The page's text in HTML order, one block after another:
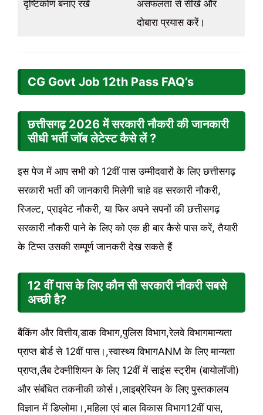
दृष्टिकोण बनाए रखें
असफलता से सीखें और
दोबारा प्रयास करें।
CG Govt Job 12th Pass FAQ’s
छत्तीसगढ़ 2026 में सरकारी नौकरी की जानकारी
सीधी भर्ती जॉब लेटेस्ट कैसे लें ?
इस पेज में आप सभी को 12वीं पास उम्मीदवारों के लिए छत्तीसगढ़
सरकारी भर्ती की जानकारी मिलेगी चाहे वह सरकारी नौकरी,
रिजल्ट, प्राइवेट नौकरी, या फिर अपने सपनों की छत्तीसगढ़
सरकारी नौकरी पाने के लिए को एक ही बार कैसे पास करें, तैयारी
के टिप्स उसकी सम्पूर्ण जानकरी देख सकते हैं
12 वीं पास के लिए कौन सी सरकारी नौकरी सबसे
अच्छी है?
बैंकिंग और वित्तीय,डाक विभाग,पुलिस विभाग,रेलवे विभागमान्यता
प्राप्त बोर्ड से 12वीं पास।,स्वास्थ्य विभागANM के लिए मान्यता
प्राप्त,लैब टेक्नीशियन के लिए 12वीं में साइंस स्ट्रीम (बायोलॉजी)
और संबंधित तकनीकी कोर्स।,लाइब्रेरियन के लिए पुस्तकालय
विज्ञान में डिप्लोमा।,महिला एवं बाल विकास विभाग12वीं पास,